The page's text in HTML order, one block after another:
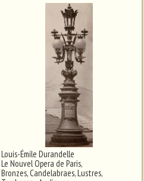
Louis-Émile Durandelle
Le Nouvel Opera de Paris,
Bronzes, Candelabraes, Lustres,